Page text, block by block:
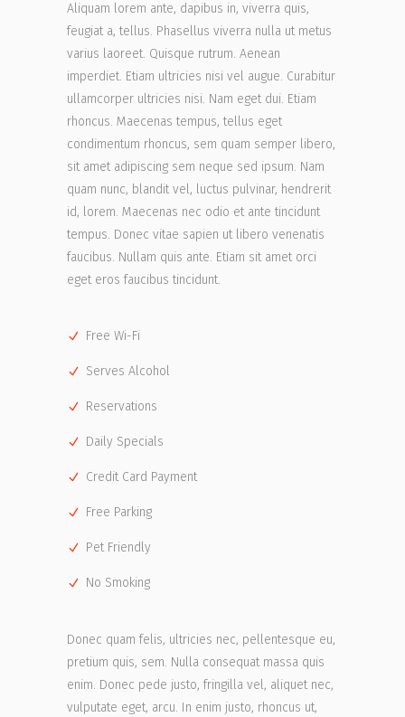
Aliquam lorem ante, dapibus in, viverra quis,
feugiat a, tellus. Phasellus viverra nulla ut metus
varius laoreet. Quisque rutrum. Aenean
imperdiet. Etiam ultricies nisi vel augue. Curabitur
ullamcorper ultricies nisi. Nam eget dui. Etiam
rhoncus. Maecenas tempus, tellus eget
condimentum rhoncus, sem quam semper libero,
sit amet adipiscing sem neque sed ipsum. Nam
quam nunc, blandit vel, luctus pulvinar, hendrerit
id, lorem. Maecenas nec odio et ante tincidunt
tempus. Donec vitae sapien ut libero venenatis
faucibus. Nullam quis ante. Etiam sit amet orci
eget eros faucibus tincidunt.
Free Wi-Fi
Serves Alcohol
Reservations
Daily Specials
Credit Card Payment
Free Parking
Pet Friendly
No Smoking
Donec quam felis, ultricies nec, pellentesque eu,
pretium quis, sem. Nulla consequat massa quis
enim. Donec pede justo, fringilla vel, aliquet nec,
vulputate eget, arcu. In enim justo, rhoncus ut,